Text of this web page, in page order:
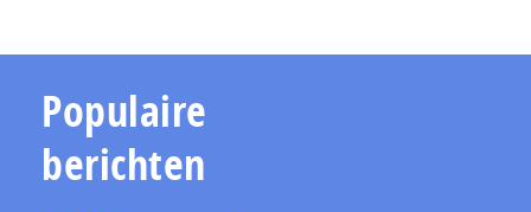
Populaire
berichten